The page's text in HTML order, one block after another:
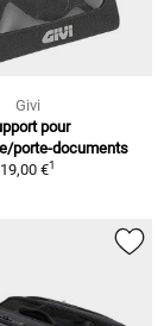
Givi
pour
porte-documents
19,00 €1